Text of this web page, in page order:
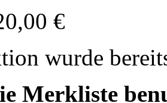
€
wurde
Merkliste